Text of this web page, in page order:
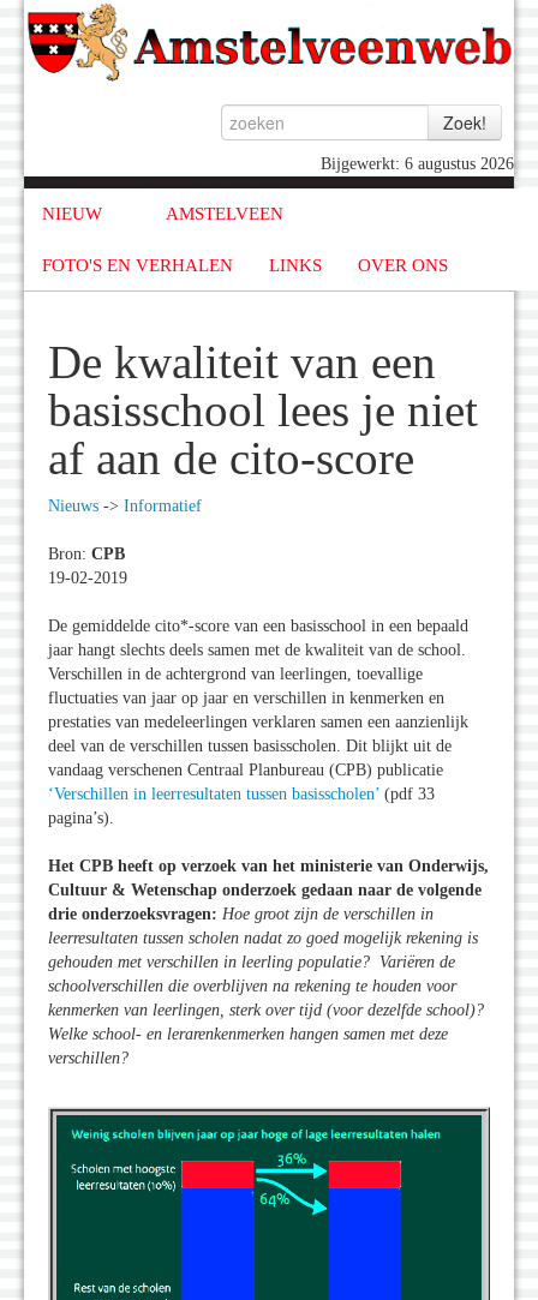
Bijgewerkt: 6 augustus 2026
NIEUW AMSTELVEEN
FOTO'S EN VERHALEN LINKS OVER ONS
De kwaliteit van een
basisschool lees je niet
af aan de cito-score
Nieuws -> Informatief
Bron: CPB
19-02-2019
De gemiddelde cito*-score van een basisschool in een bepaald
jaar hangt slechts deels samen met de kwaliteit van de school.
Verschillen in de achtergrond van leerlingen, toevallige
fluctuaties van jaar op jaar en verschillen in kenmerken en
prestaties van medeleerlingen verklaren samen een aanzienlijk
deel van de verschillen tussen basisscholen. Dit blijkt uit de
vandaag verschenen Centraal Planbureau (CPB) publicatie
‘Verschillen in leerresultaten tussen basisscholen’ (pdf 33
pagina’s).
Het CPB heeft op verzoek van het ministerie van Onderwijs,
Cultuur & Wetenschap onderzoek gedaan naar de volgende
drie onderzoeksvragen: Hoe groot zijn de verschillen in
leerresultaten tussen scholen nadat zo goed mogelijk rekening is
gehouden met verschillen in leerling populatie? Variëren de
schoolverschillen die overblijven na rekening te houden voor
kenmerken van leerlingen, sterk over tijd (voor dezelfde school)?
Welke school- en lerarenkenmerken hangen samen met deze
verschillen?